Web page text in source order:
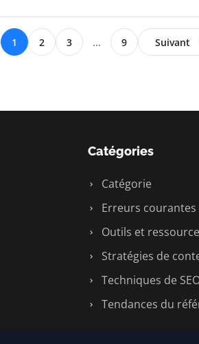
1 2 3 ... 9 Suivant
Catégories
Catégorie
Erreurs courantes
Outils et
Stratégies de
Techniques de
Tendances du